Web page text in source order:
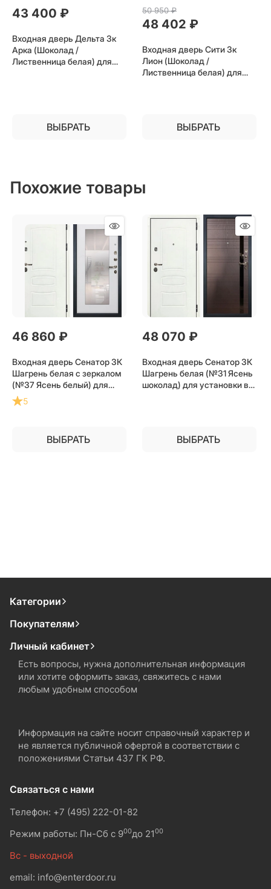
43 400 ₽
Входная дверь Дельта 3к
Арка (Шоколад /
Лиственница белая) для
ВЫБРАТЬ
50 950 ₽
48 402 ₽
Входная дверь Сити 3к
Лион (Шоколад /
Лиственница белая) для
ВЫБРАТЬ
Похожие товары
46 860 ₽
Входная дверь Сенатор 3К
Шагрень белая с зеркалом
(№37 Ясень белый) для
установки в квартиру
5
ВЫБРАТЬ
48 070 ₽
Входная дверь Сенатор 3К
Шагрень белая (№31 Ясень
шоколад) для установки в
ВЫБРАТЬ
Категории
Покупателям
Личный кабинет
Есть вопросы, нужна дополнительная информация
или хотите оформить заказ, свяжитесь с нами
любым удобным способом
Информация на сайте носит справочный характер и
не является публичной офертой в соответствии с
положениями Статьи 437 ГК РФ.
Связаться с нами
Телефон: +7 (495) 222-01-82
Режим работы: Пн-Сб с 900до 2100
Вс - выходной
email: info@enterdoor.ru